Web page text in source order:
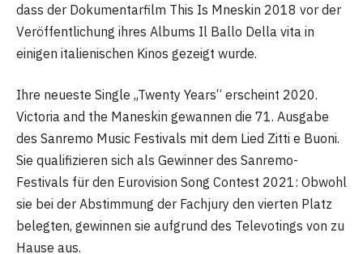
dass der Dokumentarfilm This Is Mneskin 2018 vor der
Veröffentlichung ihres Albums Il Ballo Della vita in
einigen italienischen Kinos gezeigt wurde.
Ihre neueste Single „Twenty Years“ erscheint 2020.
Victoria and the Maneskin gewannen die 71. Ausgabe
des Sanremo Music Festivals mit dem Lied Zitti e Buoni.
Sie qualifizieren sich als Gewinner des Sanremo-
Festivals für den Eurovision Song Contest 2021: Obwohl
sie bei der Abstimmung der Fachjury den vierten Platz
belegten, gewinnen sie aufgrund des Televotings von zu
Hause aus.